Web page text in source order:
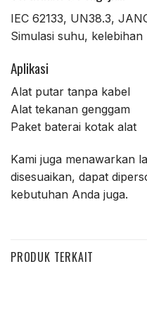
IEC 62133, UN38.3,
Simulasi suhu,
Aplikasi
Alat putar tanpa kabel
Alat tekanan genggam
Paket baterai kotak alat
Kami juga menawarkan
disesuaikan, dapat
kebutuhan Anda juga.
PRODUK TERKAIT